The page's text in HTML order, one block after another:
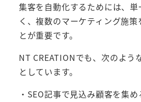
集客を自動化するためには、
く、複数のマーケティング施
とが重要です。
NT CREATIONでも、次のよう
としています。
・SEO記事で見込み顧客を集め